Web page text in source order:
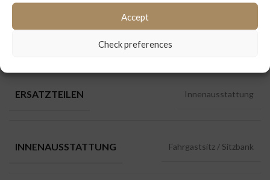
Accept
Check preferences
Innenausstattung, Mercedes Benz, Setra, Tourismo, Travego
ERSATZTEILEN Innenausstattung
INNENAUSSTATTUNG Fahrgastsitz / Sitzbank